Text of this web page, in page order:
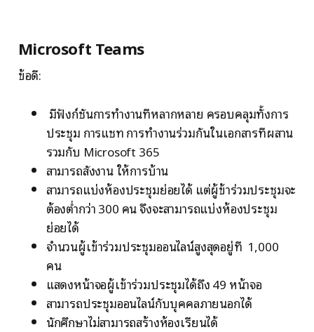
Microsoft Teams
ข้อดี:
มีฟังก์ชันการทำงานที่หลากหลาย ครอบคลุมทั้งการ
ประชุม การแชท การทำงานร่วมกันในเอกสารที่ผสาน
รวมกับ Microsoft 365
สามารถสั่งงาน ให้การบ้าน
สามารถแบ่งห้องประชุมย่อยได้ แต่ผู้ข้าร่วมประชุมจะ
ต้องต่ำกว่า 300 คน จึงจะสามารถแบ่งห้องประชุม
ย่อยได้
จำนวนผู้เข้าร่วมประชุมออนไลน์สูงสุดอยู่ที่ 1,000
คน
แสดงหน้าจอผู้เข้าร่วมประชุมได้ถึง 49 หน้าจอ
สามารถประชุมออนไลน์กับบุคคลภายนอกได้
นักศึกษาไม่สามารถสร้างห้องเรียนได้